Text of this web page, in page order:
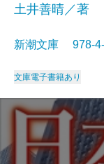
土井善晴／著
新潮文庫 978-
文庫電子書籍あり